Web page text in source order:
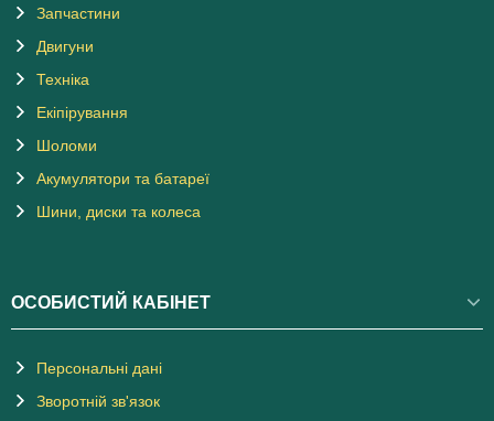
Запчастини
Двигуни
Техніка
Екіпірування
Шоломи
Акумулятори та батареї
Шини, диски та колеса
ОСОБИСТИЙ КАБІНЕТ
Персональні дані
Зворотній зв'язок